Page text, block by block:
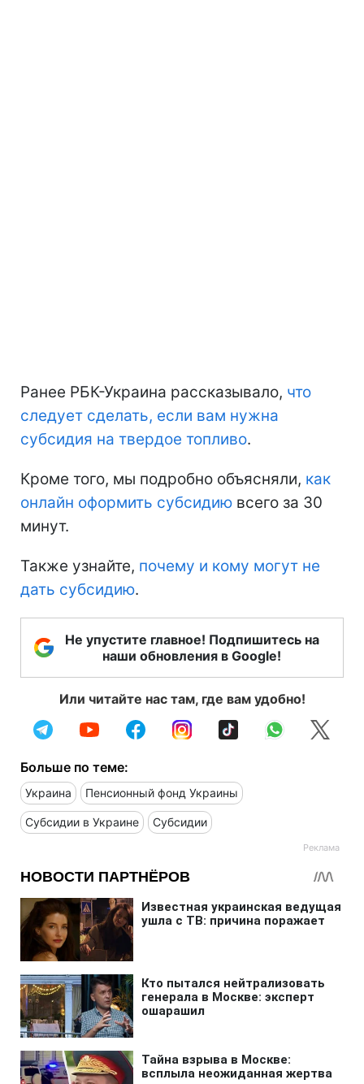
Ранее РБК-Украина рассказывало, что
следует сделать, если вам нужна
субсидия на твердое топливо.
Кроме того, мы подробно объясняли, как
онлайн оформить субсидию всего за 30
минут.
Также узнайте, почему и кому могут не
дать субсидию.
Не упустите главное! Подпишитесь на
наши обновления в Google!
Или читайте нас там, где вам удобно!
Больше по теме:
Украина Пенсионный фонд Украины
Субсидии в Украине Субсидии